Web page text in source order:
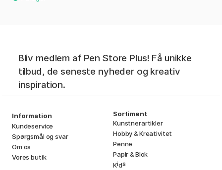
Bliv medlem af Pen Store Plus! Få unikke
tilbud, de seneste nyheder og kreativ
inspiration.
Information
Kundeservice
Spørgsmål og svar
Om os
Vores butik
Sortiment
Kunstnerartikler
Hobby & Kreativitet
Penne
Papir & Blok
Kids